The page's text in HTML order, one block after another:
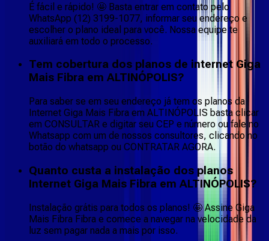
É fácil e rápido! 🤩 Basta entrar em contato pelo
WhatsApp (12) 3199-1077, informar seu endereço e
escolher o plano ideal para você. Nossa equipe te
auxiliará em todo o processo.
Tem cobertura dos planos de internet Giga
Mais Fibra em ALTINÓPOLIS?
Para saber se em seu endereço já tem os planos da
Internet Giga Mais Fibra em ALTINÓPOLIS basta clicar
em CONSULTAR e digitar seu CEP e número ou fale no
Whatsapp com um de nossos consultores, clicando no
botão do whatsapp ou CONTRATAR AGORA.
Quanto custa a instalação dos planos
Internet Giga Mais Fibra em ALTINÓPOLIS?
Instalação grátis para todos os planos! 🤩 Assine Giga
Mais Fibra Fibra e comece a navegar na velocidade da
luz sem pagar nada a mais por isso.